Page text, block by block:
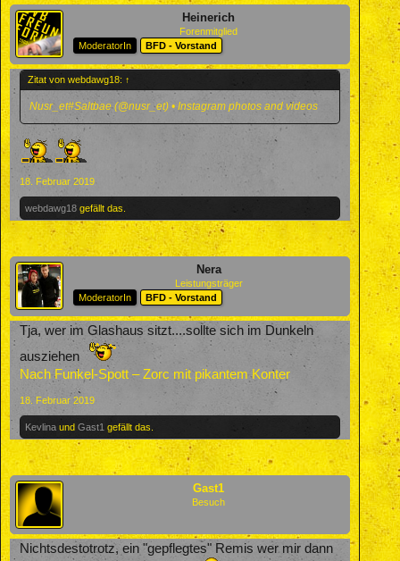
Heinerich
Forenmitglied
ModeratorIn
BFD - Vorstand
Zitat von webdawg18: ↑
Nusr_et#Saltbae (@nusr_et) • Instagram photos and videos
18. Februar 2019
webdawg18 gefällt das.
Nera
Leistungsträger
ModeratorIn
BFD - Vorstand
Tja, wer im Glashaus sitzt....sollte sich im Dunkeln
ausziehen
Nach Funkel-Spott – Zorc mit pikantem Konter
18. Februar 2019
Kevlina und Gast1 gefällt das.
Gast1
Besuch
Nichtsdestotrotz, ein "gepflegtes" Remis wer mir dann